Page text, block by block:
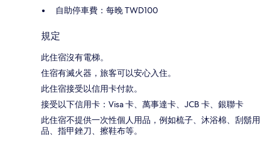
自助停車費：每晚 TWD100
規定
此住宿沒有電梯。
住宿有滅火器，旅客可以安心入住。
此住宿接受以信用卡付款。
接受以下信用卡：Visa 卡、萬事達卡、JCB 卡、銀聯卡
此住宿不提供一次性個人用品，例如梳子、沐浴棉、刮鬍用
品、指甲銼刀、擦鞋布等。